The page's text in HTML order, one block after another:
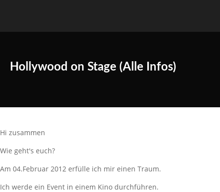
Hollywood on Stage (Alle Infos)
Hi zusammen
Wie geht's euch?
Am 04.Februar 2012 erfülle ich mir einen Traum.
Ich werde ein Event in einem Kino durchführen.